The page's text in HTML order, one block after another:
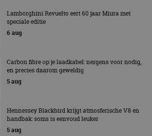
Lamborghini Revuelto eert 60 jaar Miura met
speciale editie
6 aug
Carbon fibre op je laadkabel: nergens voor nodig,
en precies daarom geweldig
5 aug
Hennessey Blackbird krijgt atmosferische V8 en
handbak: soms is eenvoud leuker
5 aug